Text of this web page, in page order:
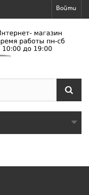
Войти